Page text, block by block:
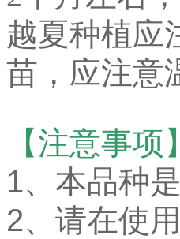
越夏种植应
苗，应注意
【注意事项】
1、本品种
2、请在使